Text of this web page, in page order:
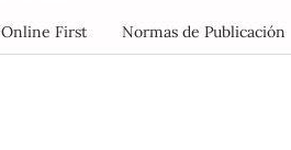
Online First Normas de Publicación